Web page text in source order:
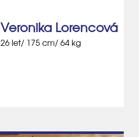
Veronika Lorencová
26 let/ 175 cm/ 64 kg